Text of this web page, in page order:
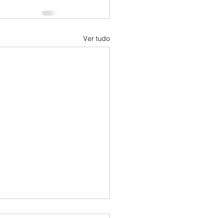
Ver tudo
NO CÓDIGO DE DIREITO